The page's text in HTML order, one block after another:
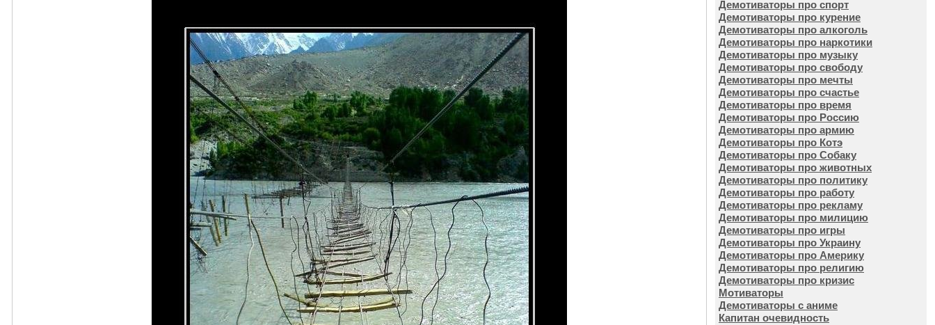
Демотиваторы про спорт
Демотиваторы про курение
Демотиваторы про алкоголь
Демотиваторы про наркотики
Демотиваторы про музыку
Демотиваторы про свободу
Демотиваторы про мечты
Демотиваторы про счастье
Демотиваторы про время
Демотиваторы про Россию
Демотиваторы про армию
Демотиваторы про Котэ
Демотиваторы про Собаку
Демотиваторы про животных
Демотиваторы про политику
Демотиваторы про работу
Демотиваторы про рекламу
Демотиваторы про милицию
Демотиваторы про игры
Демотиваторы про Украину
Демотиваторы про Америку
Демотиваторы про религию
Демотиваторы про кризис
Мотиваторы
Демотиваторы с аниме
Капитан очевидность